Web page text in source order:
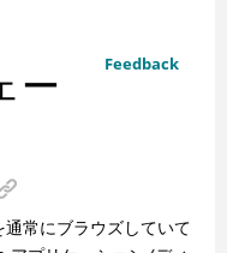
Feedback
ー
常にブラウズしていて